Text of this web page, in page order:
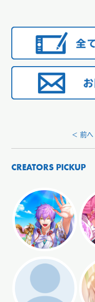
< 前へ
CREATORS PICKUP